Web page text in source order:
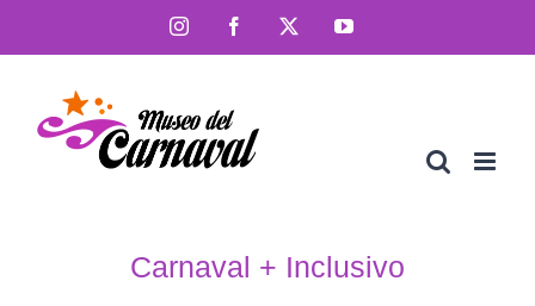
InstagramFacebook YouTube
Carnaval + Inclusivo